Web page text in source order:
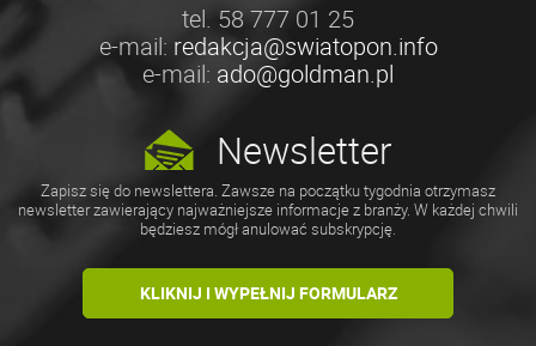
tel. 58 777 01 25
e-mail: redakcja@swiatopon.info
e-mail: ado@goldman.pl
Newsletter
Zapisz się do newslettera. Zawsze na początku tygodnia otrzymasz
newsletter zawierający najważniejsze informacje z branży. W każdej chwili
będziesz mógł anulować subskrypcję.
KLIKNIJ I WYPEŁNIJ FORMULARZ